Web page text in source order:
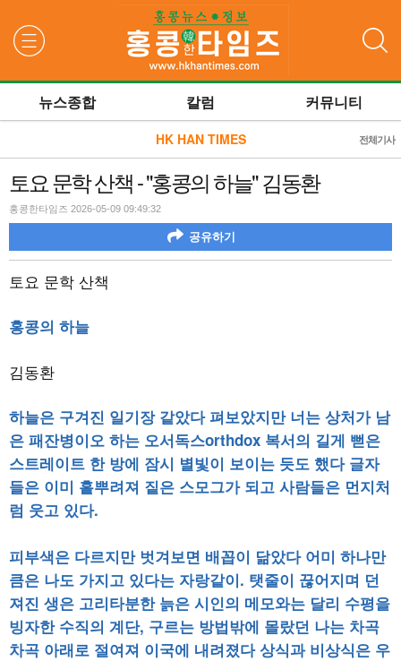
뉴스종합 칼럼 커뮤니티
HK HAN TIMES 전체기사
토요 문학 산책 - "홍콩의 하늘" 김동환
홍콩한타임즈 2026-05-09 09:49:32
공유하기
토요 문학 산책
홍콩의 하늘
김동환
하늘은 구겨진 일기장 같았다 펴보았지만 너는 상처가 남
은 패잔병이오 하는 오서독스orthdox 복서의 길게 뻗은
스트레이트 한 방에 잠시 별빛이 보이는 듯도 했다 글자
들은 이미 흩뿌려져 짙은 스모그가 되고 사람들은 먼지처
럼 웃고 있다.
피부색은 다르지만 벗겨보면 배꼽이 닮았다 어미 하나만
큼은 나도 가지고 있다는 자랑같이. 탯줄이 끊어지며 던
져진 생은 고리타분한 늙은 시인의 메모와는 달리 수평을
빙자한 수직의 계단, 구르는 방법밖에 몰랐던 나는 차곡
차곡 아래로 절여져 이국에 내려졌다 상식과 비상식은 우